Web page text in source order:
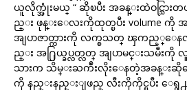
ယူလိုက္အုံးမယ္ “ ဆိုၿပီး အခန္းထဲဝင္သြားတ
ည္း ဖုန္းေလးကိုထုတ္ၿပီး volume ကို
အျပာဇာတ္ကားကို လက္စသတ္ ၾကည့္ေန
ည္း အ႐ြယ္ခပ္လတ္လတ္ အျပာမင္းသမီးကို
သားက သိမ္းႀကဳံးလိုးေနတဲ့အခန္းဆို
ကို နည္းနည္းျဖည္ လီးကိုကိုင္ၿပီး ေရွ